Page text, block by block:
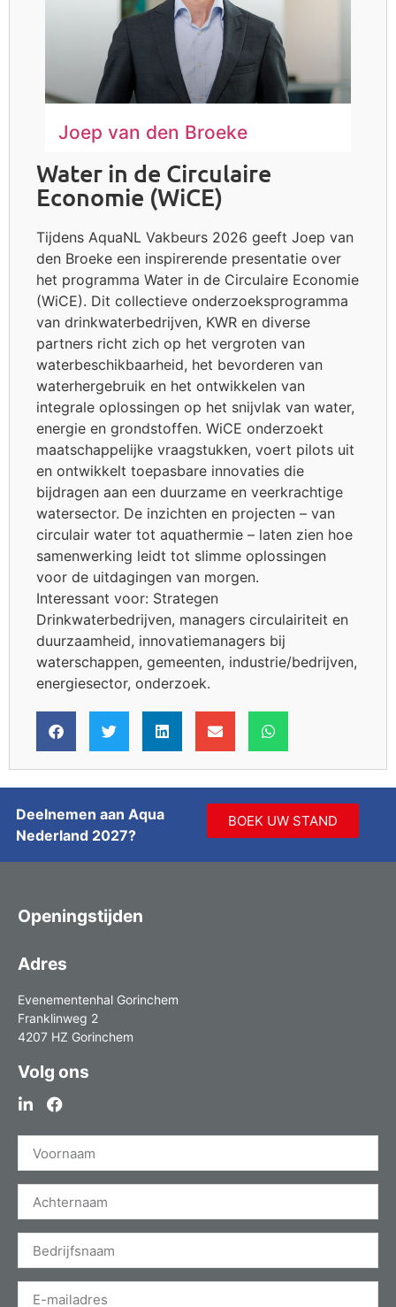
Joep van den Broeke
Water in de Circulaire
Economie (WiCE)
Tijdens AquaNL Vakbeurs 2026 geeft Joep van
den Broeke een inspirerende presentatie over
het programma Water in de Circulaire Economie
(WiCE). Dit collectieve onderzoeksprogramma
van drinkwaterbedrijven, KWR en diverse
partners richt zich op het vergroten van
waterbeschikbaarheid, het bevorderen van
waterhergebruik en het ontwikkelen van
integrale oplossingen op het snijvlak van water,
energie en grondstoffen. WiCE onderzoekt
maatschappelijke vraagstukken, voert pilots uit
en ontwikkelt toepasbare innovaties die
bijdragen aan een duurzame en veerkrachtige
watersector. De inzichten en projecten – van
circulair water tot aquathermie – laten zien hoe
samenwerking leidt tot slimme oplossingen
voor de uitdagingen van morgen.
Interessant voor: Strategen
Drinkwaterbedrijven, managers circulairiteit en
duurzaamheid, innovatiemanagers bij
waterschappen, gemeenten, industrie/bedrijven,
energiesector, onderzoek.
Deelnemen aan Aqua
Nederland 2027?
BOEK UW STAND
Openingstijden
Adres
Evenementenhal Gorinchem
Franklinweg 2
4207 HZ Gorinchem
Volg ons